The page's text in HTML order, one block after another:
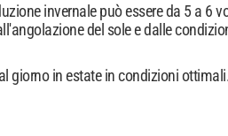
invernale può essere da 5 a 6
del sole e dalle
giorno in estate in condizioni